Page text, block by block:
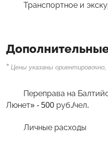
Транспортное и
* Цены указаны
Переправа на
Люнет» - 500 руб./чел.
Личные расходы